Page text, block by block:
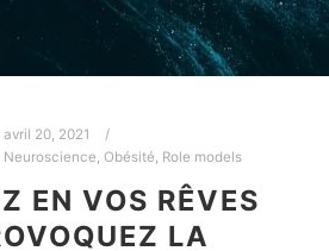
avril 20, 2021
Neuroscience, Obésité, Role models
EN VOS RÊVES
LA